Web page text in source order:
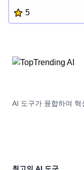
다. 재미있고 쉽게 개
제품을 만들고 AI와
5
AI 도구가 융합하여
최고의 AI 도구